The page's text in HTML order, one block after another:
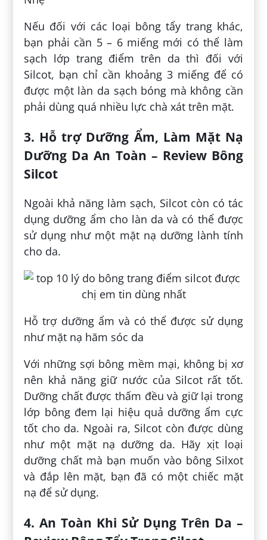
Nếu đối với các loại bông tẩy trang khác,
bạn phải cần 5 – 6 miếng mới có thể làm
sạch lớp trang điểm trên da thì đối với
Silcot, bạn chỉ cần khoảng 3 miếng để có
được một làn da sạch bóng mà không cần
phải dùng quá nhiều lực chà xát trên mặt.
3. Hỗ trợ Dưỡng Ẩm, Làm Mặt Nạ
Dưỡng Da An Toàn – Review Bông
Silcot
Ngoài khả năng làm sạch, Silcot còn có tác
dụng dưỡng ẩm cho làn da và có thể được
sử dụng như một mặt nạ dưỡng lành tính
cho da.
Hỗ trợ dưỡng ẩm và có thể được sử dụng
như mặt nạ hăm sóc da
Với những sợi bông mềm mại, không bị xơ
nên khả năng giữ nước của Silcot rất tốt.
Dưỡng chất được thấm đều và giữ lại trong
lớp bông đem lại hiệu quả dưỡng ẩm cực
tốt cho da. Ngoài ra, Silcot còn được dùng
như một mặt nạ dưỡng da. Hãy xịt loại
dưỡng chất mà bạn muốn vào bông Silxot
và đắp lên mặt, bạn đã có một chiếc mặt
nạ để sử dụng.
4. An Toàn Khi Sử Dụng Trên Da –